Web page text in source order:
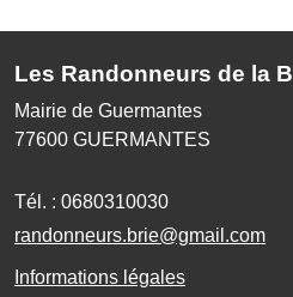
Les Randonneurs de la
Mairie de Guermantes
77600 GUERMANTES
Tél. : 0680310030
randonneurs.brie@gmail.com
Informations légales